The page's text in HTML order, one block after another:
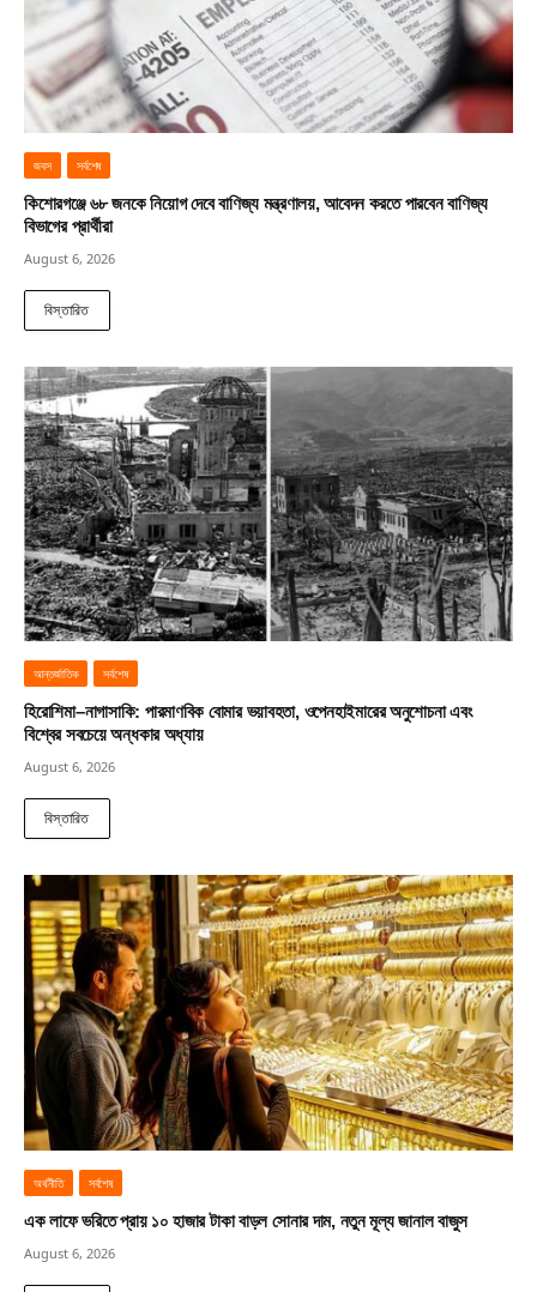
জবস সর্বশেষ
কিশোরগঞ্জে ৬৮ জনকে নিয়োগ দেবে বাণিজ্য মন্ত্রণালয়, আবেদন করতে পারবেন বাণিজ্য
বিভাগের প্রার্থীরা
August 6, 2026
বিস্তারিত
আন্তর্জাতিক সর্বশেষ
হিরোশিমা–নাগাসাকি: পারমাণবিক বোমার ভয়াবহতা, ওপেনহাইমারের অনুশোচনা এবং
বিশ্বের সবচেয়ে অন্ধকার অধ্যায়
August 6, 2026
বিস্তারিত
অর্থনীতি সর্বশেষ
এক লাফে ভরিতে প্রায় ১০ হাজার টাকা বাড়ল সোনার দাম, নতুন মূল্য জানাল বাজুস
August 6, 2026